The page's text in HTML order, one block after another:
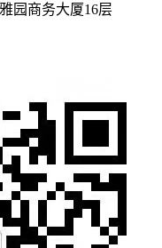
园商务大厦16层